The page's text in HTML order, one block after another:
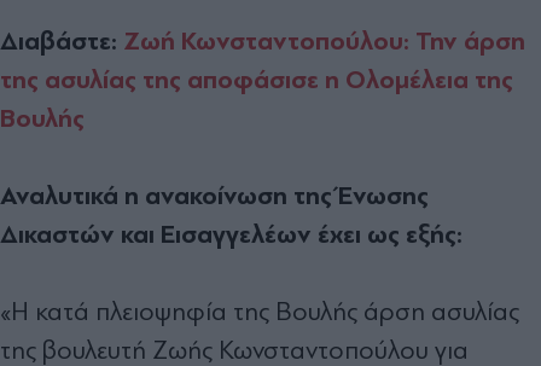
Διαβάστε: Ζωή Κωνσταντοπούλου: Την άρση
της ασυλίας της αποφάσισε η Ολομέλεια της
Βουλής
Αναλυτικά η ανακοίνωση της Ένωσης
Δικαστών και Εισαγγελέων έχει ως εξής:
«Η κατά πλειοψηφία της Βουλής άρση ασυλίας
της βουλευτή Ζωής Κωνσταντοπούλου για